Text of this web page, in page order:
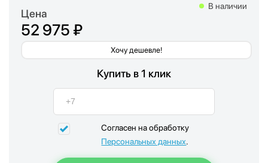
Цена
52 975 ₽
Хочу дешевле!
В наличии
Купить в 1 клик
Согласен на обработку
Персональных данных.